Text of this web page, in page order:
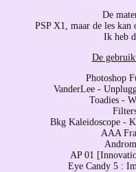
De
PSP X1, maar de les kan
Ik heb
De
Photoshop
VanderLee -
Toadies -
Bkg Kaleidoscope -
AAA
AP 01
Eye Candy 5 :